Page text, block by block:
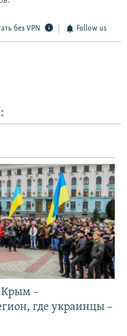
без VPN Follow us
–
где украинцы –